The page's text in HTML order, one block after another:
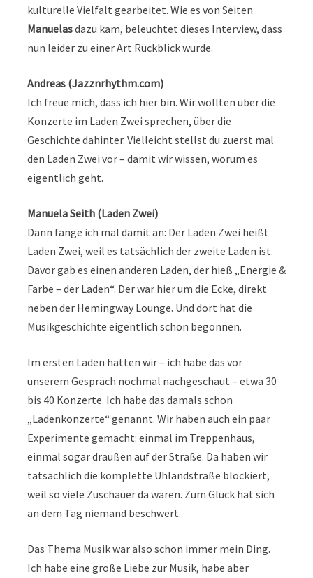
kulturelle Vielfalt gearbeitet. Wie es von Seiten
Manuelasdazu kam, beleuchtet dieses Interview, dass
nun leider zu einer Art Rückblick wurde.
Andreas (Jazznrhythm.com)
Ich freue mich, dass ich hier bin. Wir wollten über die
Konzerte im Laden Zwei sprechen, über die
Geschichte dahinter. Vielleicht stellst du zuerst mal
den Laden Zwei vor – damit wir wissen, worum es
eigentlich geht.
Manuela Seith (Laden Zwei)
Dann fange ich mal damit an: Der Laden Zwei heißt
Laden Zwei, weil es tatsächlich der zweite Laden ist.
Davor gab es einen anderen Laden, der hieß „Energie &
Farbe – der Laden“. Der war hier um die Ecke, direkt
neben der Hemingway Lounge. Und dort hat die
Musikgeschichte eigentlich schon begonnen.
Im ersten Laden hatten wir – ich habe das vor
unserem Gespräch nochmal nachgeschaut – etwa 30
bis 40 Konzerte. Ich habe das damals schon
„Ladenkonzerte“ genannt. Wir haben auch ein paar
Experimente gemacht: einmal im Treppenhaus,
einmal sogar draußen auf der Straße. Da haben wir
tatsächlich die komplette Uhlandstraße blockiert,
weil so viele Zuschauer da waren. Zum Glück hat sich
an dem Tag niemand beschwert.
Das Thema Musik war also schon immer mein Ding.
Ich habe eine große Liebe zur Musik, habe aber